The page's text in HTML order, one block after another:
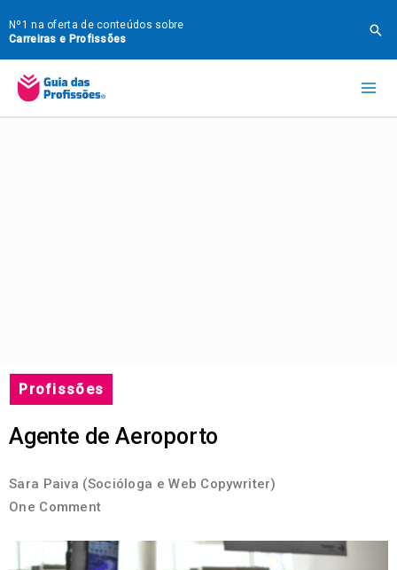
para
o
conteúdo
Nº1 na oferta de conteúdos sobre
Carreiras e Profissões
Profissões
Agente de Aeroporto
Sara Paiva (Socióloga e Web Copywriter)
One Comment